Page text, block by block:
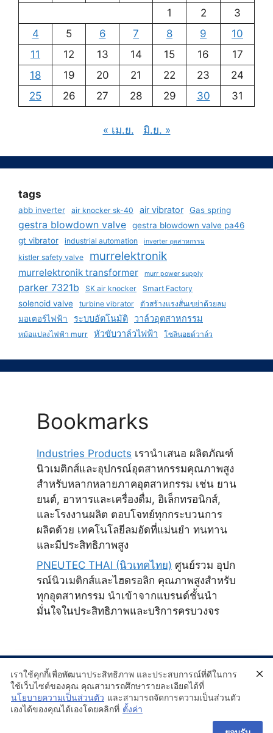
1
2
3
4
5 6 7 8 9
10
11
12 13 14 15 16
17
18
19 20 21 22 23
24
25
26 27 28 29 30 31
« เม.ย. มิ.ย. »
tags
abb inverter air knocker sk-40 air vibrator Gas spring
gestra blowdown valve
gestra blowdown valve pa46
gt vibrator
industrial automation inverter อุตสาหกรรม
kistler safety valve murrelektronik
murrelektronik transformer murr power supply
parker 7321b SK air knocker Smart Factory
solenoid valve turbine vibrator ตัวสร้างแรงสั่นเขย่าด้วยลม
มอเตอร์ไฟฟ้า ระบบอัตโนมัติ วาล์วอุตสาหกรรม
หม้อแปลงไฟฟ้า murr หัวขับวาล์วไฟฟ้า โซลินอยด์วาล์ว
Bookmarks
Industries Products เรานำเสนอ ผลิตภัณฑ์
นิวเมติกส์และอุปกรณ์อุตสาหกรรมคุณภาพสูง
สำหรับหลากหลายภาคอุตสาหกรรม เช่น ยาน
ยนต์, อาหารและเครื่องดื่ม, อิเล็กทรอนิกส์,
และโรงงานผลิต ตอบโจทย์ทุกกระบวนการ
ผลิตด้วย เทคโนโลยีลมอัดที่แม่นยำ ทนทาน
และมีประสิทธิภาพสูง
PNEUTEC THAI (นิวเทคไทย) ศูนย์รวม อุปก
รณ์นิวเมติกส์และไฮดรอลิก คุณภาพสูงสำหรับ
ทุกอุตสาหกรรม นำเข้าจากแบรนด์ชั้นนำ
มั่นใจในประสิทธิภาพและบริการครบวงจร
เราใช้คุกกี้เพื่อพัฒนาประสิทธิภาพ และประสบการณ์ที่ดีในการ
ใช้เว็บไซต์ของคุณ คุณสามารถศึกษารายละเอียดได้ที่
นโยบายความเป็นส่วนตัว และสามารถจัดการความเป็นส่วนตัว
เองได้ของคุณได้เองโดยคลิกที่ ตั้งค่า